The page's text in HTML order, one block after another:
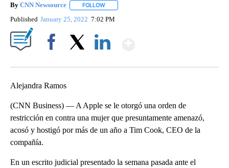
By CNN Newsource FOLLOW
Published January 25, 2022 7:02 PM
Alejandra Ramos
(CNN Business) — A Apple se le otorgó una orden de
restricción en contra una mujer que presuntamente amenazó,
acosó y hostigó por más de un año a Tim Cook, CEO de la
compañía.
En un escrito judicial presentado la semana pasada ante el